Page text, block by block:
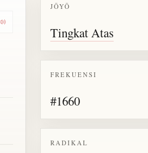
Dengarkan semua bacaan untuk kanji 傍
JŌYŌ
Tingkat Atas
FREKUENSI
#1660
RADIKAL